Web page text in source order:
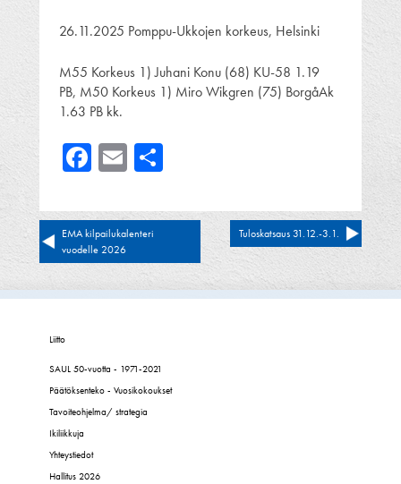
26.11.2025 Pomppu-Ukkojen korkeus, Helsinki
M55 Korkeus 1) Juhani Konu (68) KU-58 1.19
PB, M50 Korkeus 1) Miro Wikgren (75) BorgåAk
1.63 PB kk.
Facebook
Email
Artikkelien
selaus
EMA kilpailukalenteri
vuodelle 2026
Tuloskatsaus 31.12.-3.1.
Liitto
SAUL 50-vuotta - 1971-2021
Päätöksenteko - Vuosikokoukset
Tavoiteohjelma/ strategia
Ikiliikkuja
Yhteystiedot
Hallitus 2026